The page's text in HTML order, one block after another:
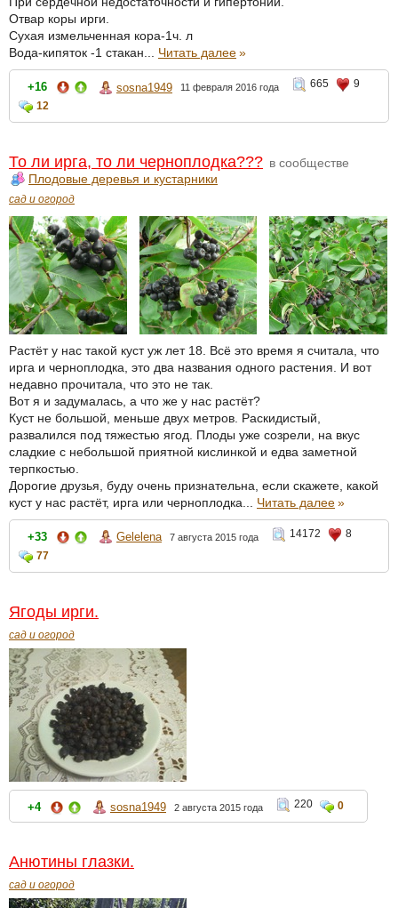
Отвар коры ирги.
Сухая измельченная кора-1ч. л
Вода-кипяток -1 стакан... Читать далее»
+16 sosna1949 11 февраля 2016 года 665
9
12
То ли ирга, то ли черноплодка??? в сообществе
Плодовые деревья и кустарники
сад и огород
Растёт у нас такой куст уж лет 18. Всё это время я считала, что
ирга и черноплодка, это два названия одного растения. И вот
недавно прочитала, что это не так.
Вот я и задумалась, а что же у нас растёт?
Куст не большой, меньше двух метров. Раскидистый,
развалился под тяжестью ягод. Плоды уже созрели, на вкус
сладкие с небольшой приятной кислинкой и едва заметной
терпкостью.
Дорогие друзья, буду очень признательна, если скажете, какой
куст у нас растёт, ирга или черноплодка... Читать далее»
+33 Gelelena 7 августа 2015 года 14172
8
77
Ягоды ирги.
сад и огород
+4 sosna1949 2 августа 2015 года 220 0
Анютины глазки.
сад и огород